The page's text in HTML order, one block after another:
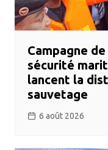
Campagne
sécurité
lancent la
sauvetage
6 août 2026